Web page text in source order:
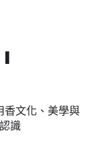
香文化、美學與
識